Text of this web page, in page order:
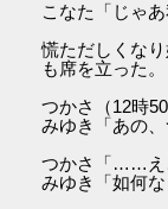
こなた「じゃ
慌ただしくな
も席を立った。
つかさ（12時
みゆき「あの、
つかさ「……え
みゆき「如何な